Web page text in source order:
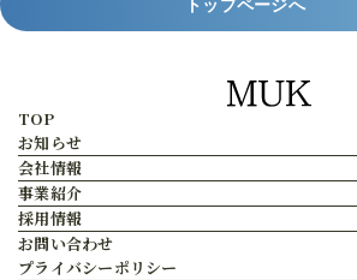
TOP
お知らせ
会社情報
事業紹介
採用情報
お問い合わせ
プライバシーポリシー